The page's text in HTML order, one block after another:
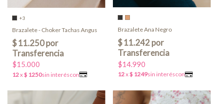
+3
Brazalete - Choker Tachas Angus
$15.000
Brazalete Ana Negro
$14.990